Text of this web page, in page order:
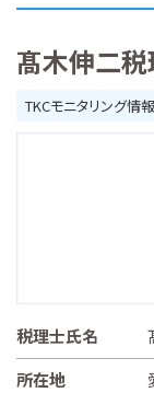
髙木伸二
TKCモニタリング情
税理士氏名
所在地